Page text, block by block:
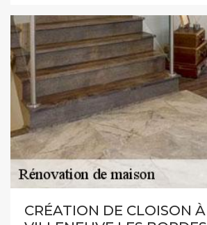
CRÉATION DE CLOISON À